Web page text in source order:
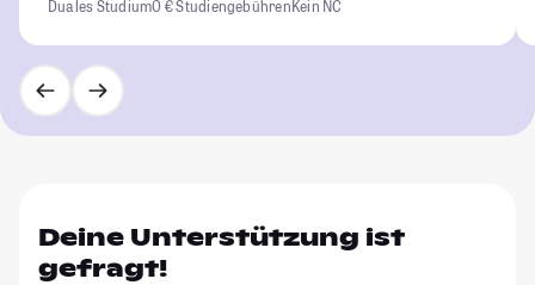
Duales Studium0 € StudiengebührenKein NC
Deine Unterstützung ist
gefragt!